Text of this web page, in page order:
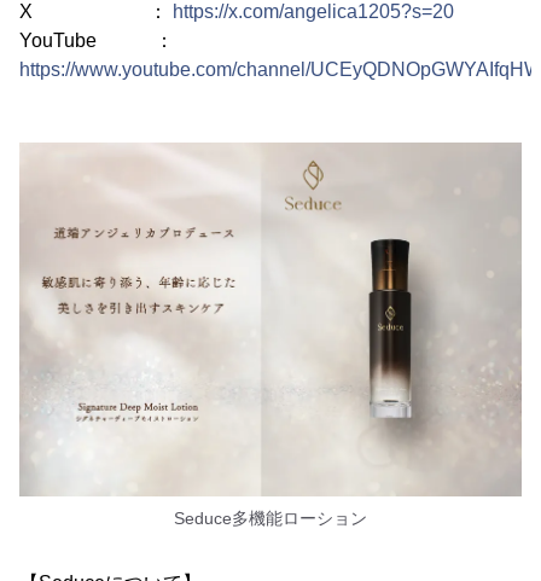
X ：
https://x.com/angelica1205?s=20
YouTube ：
https://www.youtube.com/channel/
Seduce多機能ローション